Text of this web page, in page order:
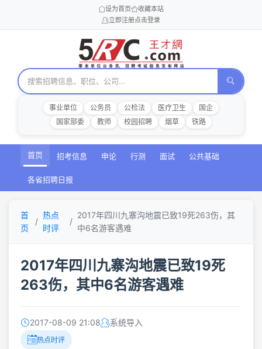
设为首页
收藏本站
立即注册点击登录
事业单位 公务员 公检法 医疗卫生
国企
国家部委
教师 校园招聘 烟草 铁路
首页 招考信息 申论 行测 面试 公共基础
各省招聘日报
首
页
热点
时评
2017年四川九寨沟地震已致19死263伤，其
中6名游客遇难
2017年四川九寨沟地震已致19死
263伤，其中6名游客遇难
2017-08-09 21:08 系统导入
热点时评